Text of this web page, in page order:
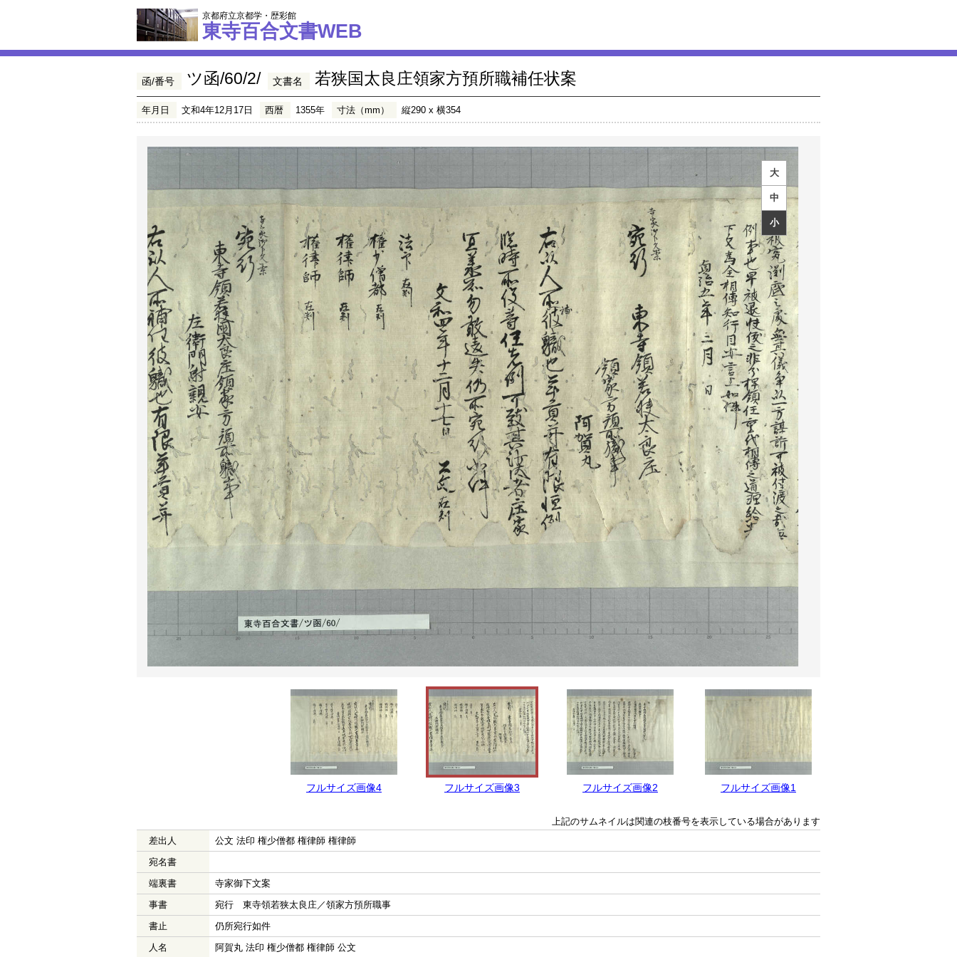
京都府立京都学・歴彩館
東寺百合文書WEB
函/番号 ツ函/60/2/ 文書名 若狭国太良庄領家方預所職補任状案
年月日 文和4年12月17日 西暦 1355年 寸法（mm） 縦290 x 横354
大
中
小
フルサイズ画像4 フルサイズ画像3 フルサイズ画像2 フルサイズ画像1
上記のサムネイルは関連の枝番号を表示している場合があります
差出人
公文 法印 権少僧都 権律師 権律師
宛名書
端裏書
寺家御下文案
事書
宛行 東寺領若狭太良庄／領家方預所職事
書止
仍所宛行如件
人名
阿賀丸 法印 権少僧都 権律師 公文